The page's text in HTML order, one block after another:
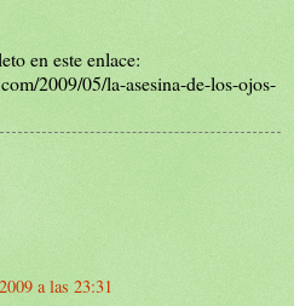
en este enlace:
2009/05/la-asesina-de-los-ojos-
a las 23:31